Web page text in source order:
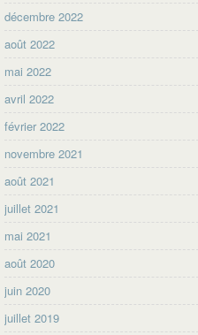
décembre 2022
août 2022
mai 2022
avril 2022
février 2022
novembre 2021
août 2021
juillet 2021
mai 2021
août 2020
juin 2020
juillet 2019